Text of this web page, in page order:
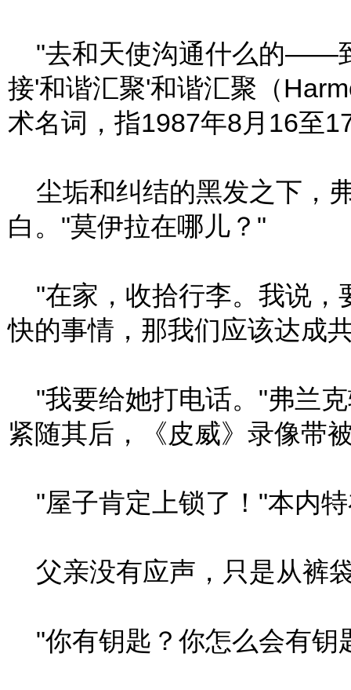
"去和天使沟通什么的——
接'和谐汇聚'和谐汇聚（
术名词，指1987年8月16至
尘垢和纠结的黑发之下，
白。"莫伊拉在哪儿？"
"在家，收拾行李。我说，
快的事情，那我们应该达
"我要给她打电话。"弗兰
紧随其后，《皮威》录像带
"屋子肯定上锁了！"本内
父亲没有应声，只是从裤
"你有钥匙？你怎么会有钥